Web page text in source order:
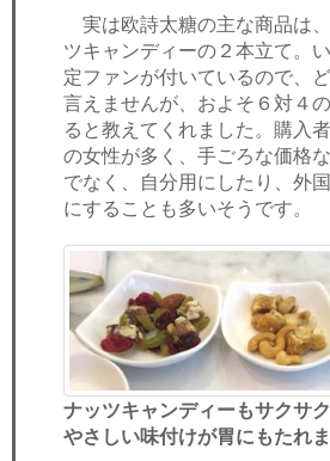
実は欧詩太糖の主な商品は
ツキャンディーの２本立て。
定ファンが付いているので、
言えませんが、およそ６対４
ると教えてくれました。購入
の女性が多く、手ごろな価格
でなく、自分用にしたり、外
にすることも多いそうです。
ナッツキャンディーもサクサ
やさしい味付けが胃にもたれ